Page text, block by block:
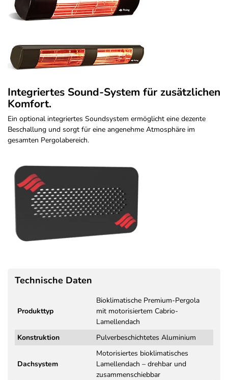
Integriertes Sound-System für zusätzlichen
Komfort.
Ein optional integriertes Soundsystem ermöglicht eine dezente
Beschallung und sorgt für eine angenehme Atmosphäre im
gesamten Pergolabereich.
Technische Daten
Produkttyp
Bioklimatische Premium-Pergola
mit motorisiertem Cabrio-
Lamellendach
Konstruktion
Pulverbeschichtetes Aluminium
Dachsystem
Motorisiertes bioklimatisches
Lamellendach – drehbar und
zusammenschiebbar